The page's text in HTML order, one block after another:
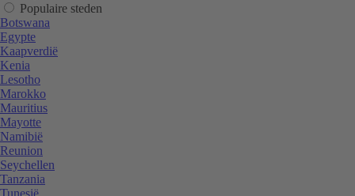
Populaire steden
Botswana
Egypte
Kaapverdië
Kenia
Lesotho
Marokko
Mauritius
Mayotte
Namibië
Reunion
Seychellen
Tanzania
Tunesië